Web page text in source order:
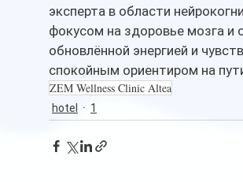
эксперта в области
фокусом на здоровье мозга и
обновлённой энергией и
спокойным ориентиром на
ZEM Wellness Clinic Altea
hotel 1